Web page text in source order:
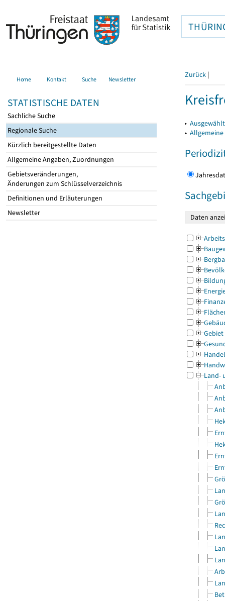
Home Kontakt Suche Newsletter
STATISTISCHE DATEN
Sachliche Suche
Regionale Suche
Kürzlich bereitgestellte Daten
Allgemeine Angaben, Zuordnungen
Gebietsveränderungen,
Änderungen zum Schlüsselverzeichnis
Definitionen und Erläuterungen
Newsletter
Zurück |
▸
▸
Gebiet
Land-